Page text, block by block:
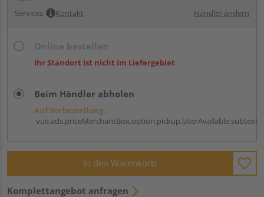
Services Kontakt Händler ändern
Ihr Standort ist nicht im Liefergebiet
Beim Händler abholen
Auf Vorbestellung:
vue.ads.priceMerchantBox.option.pickup.laterAvailable.subtext
In den Warenkorb
Komplettangebot anfragen